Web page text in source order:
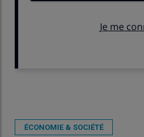
ÉCONOMIE & SOCIÉTÉ